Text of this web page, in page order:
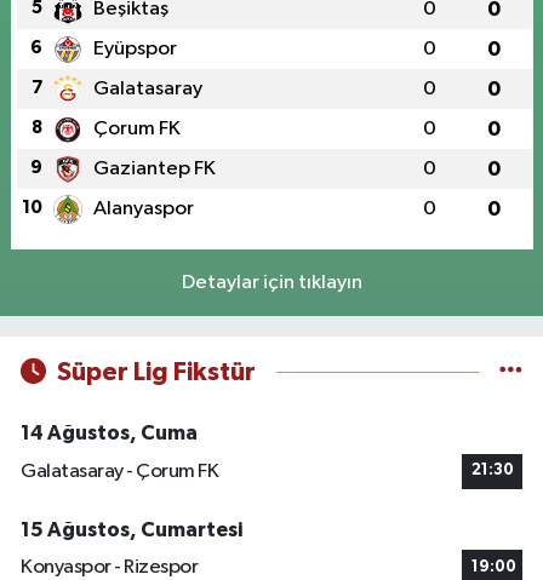
5 Beşiktaş 0 0
6 Eyüpspor 0 0
7 Galatasaray 0 0
8 Çorum FK 0 0
9 Gaziantep FK 0 0
10 Alanyaspor 0 0
Detaylar için tıklayın
Süper Lig Fikstür
14 Ağustos, Cuma
Galatasaray - Çorum FK
21:30
15 Ağustos, Cumartesi
Konyaspor - Rizespor
19:00